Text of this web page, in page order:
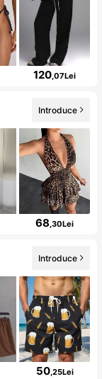
120,07Lei
Introduce
68,30Lei
Introduce
50,25Lei